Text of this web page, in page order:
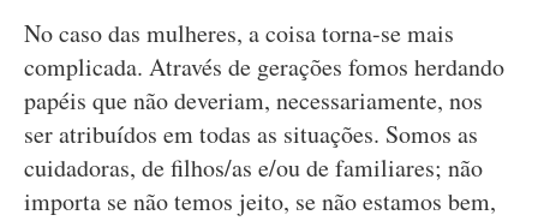
No caso das mulheres, a coisa torna-se mais
complicada. Através de gerações fomos herdando
papéis que não deveriam, necessariamente, nos
ser atribuídos em todas as situações. Somos as
cuidadoras, de filhos/as e/ou de familiares; não
importa se não temos jeito, se não estamos bem,